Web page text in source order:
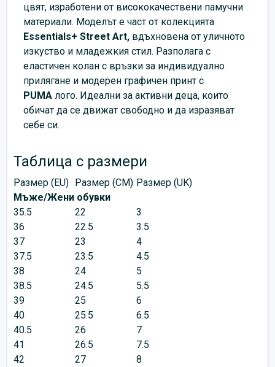
цвят, изработени от висококачествени памучни
материали. Моделът е част от колекцията
Essentials+ Street Art, вдъхновена от уличното
изкуство и младежкия стил. Разполага с
еластичен колан с връзки за индивидуално
прилягане и модерен графичен принт с
PUMA лого. Идеални за активни деца, които
обичат да се движат свободно и да изразяват
себе си.
Таблица с размери
Размер (EU) Размер (CM) Размер (UK)
Мъже/Жени обувки
35.5
22
3
36
22.5
3.5
37
23
4
37.5
23.5
4.5
38
24
5
38.5
24.5
5.5
39
25
6
40
25.5
6.5
40.5
26
7
41
26.5
7.5
42
27
8